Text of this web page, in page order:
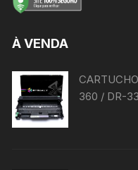
À VENDA
360 / DR-